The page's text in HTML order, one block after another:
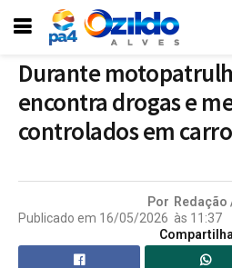
Durante
encontra drogas e
controlados em
Por Redação
Publicado em 16/05/2026 às 11:37